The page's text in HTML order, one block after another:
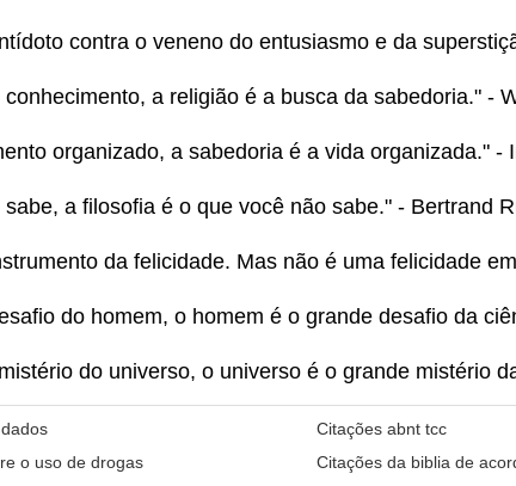
contra o veneno do entusiasmo e da
a religião é a busca da sabedoria." -
organizado, a sabedoria é a vida organizada." -
a filosofia é o que você não sabe." - Bertrand
da felicidade. Mas não é uma felicidade
do homem, o homem é o grande desafio da
do universo, o universo é o grande mistério
o uso de drogas
Citações abnt tcc
Citações da biblia de